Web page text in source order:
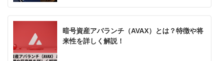
暗号資産アバランチ（AVAX）とは？特徴や将
来性を詳しく解説！